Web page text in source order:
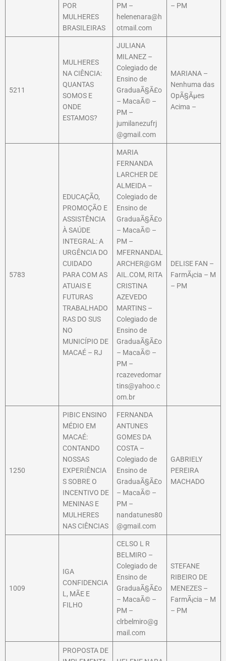
POR
MULHERES
BRASILEIRAS
PM –
helenenara@h
otmail.com
– PM
5211
MULHERES
NA CIÊNCIA:
QUANTAS
SOMOS E
ONDE
ESTAMOS?
JULIANA
MILANEZ –
Colegiado de
Ensino de
GraduaÃ§Ã£o
– MacaÃ© –
PM –
jumilanezufrj
@gmail.com
MARIANA –
Nenhuma das
OpÃ§Ãµes
Acima –
5783
EDUCAÇÃO,
PROMOÇÃO E
ASSISTÊNCIA
À SAÚDE
INTEGRAL: A
URGÊNCIA DO
CUIDADO
PARA COM AS
ATUAIS E
FUTURAS
TRABALHADO
RAS DO SUS
NO
MUNICÍPIO DE
MACAÉ – RJ
MARIA
FERNANDA
LARCHER DE
ALMEIDA –
Colegiado de
Ensino de
GraduaÃ§Ã£o
– MacaÃ© –
PM –
MFERNANDAL
ARCHER@GM
AIL.COM, RITA
CRISTINA
AZEVEDO
MARTINS –
Colegiado de
Ensino de
GraduaÃ§Ã£o
– MacaÃ© –
PM –
rcazevedomar
tins@yahoo.c
om.br
DELISE FAN –
FarmÃ¡cia – M
– PM
1250
PIBIC ENSINO
MÉDIO EM
MACAÉ:
CONTANDO
NOSSAS
EXPERIÊNCIA
S SOBRE O
INCENTIVO DE
MENINAS E
MULHERES
NAS CIÊNCIAS
FERNANDA
ANTUNES
GOMES DA
COSTA –
Colegiado de
Ensino de
GraduaÃ§Ã£o
– MacaÃ© –
PM –
nandatunes80
@gmail.com
GABRIELY
PEREIRA
MACHADO
1009
IGA
CONFIDENCIA
L, MÃE E
FILHO
CELSO L R
BELMIRO –
Colegiado de
Ensino de
GraduaÃ§Ã£o
– MacaÃ© –
PM –
clrbelmiro@g
mail.com
STEFANE
RIBEIRO DE
MENEZES –
FarmÃ¡cia – M
– PM
PROPOSTA DE